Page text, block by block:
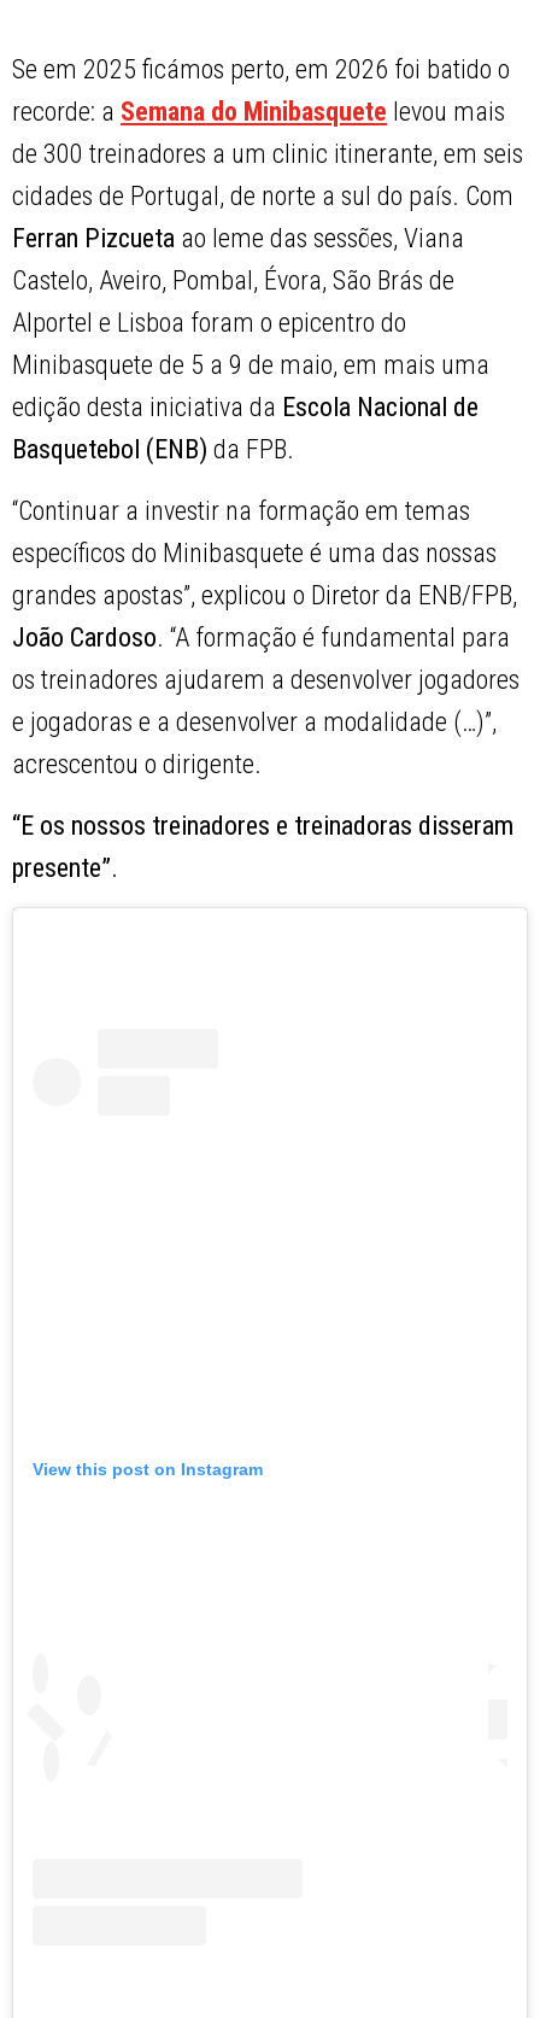
Se em 2025 ficámos perto, em 2026 foi batido o
recorde: a Semana do Minibasquete levou mais
de 300 treinadores a um clinic itinerante, em seis
cidades de Portugal, de norte a sul do país. Com
Ferran Pizcueta ao leme das sessões, Viana
Castelo, Aveiro, Pombal, Évora, São Brás de
Alportel e Lisboa foram o epicentro do
Minibasquete de 5 a 9 de maio, em mais uma
edição desta iniciativa da Escola Nacional de
Basquetebol (ENB) da FPB.
“Continuar a investir na formação em temas
específicos do Minibasquete é uma das nossas
grandes apostas”, explicou o Diretor da ENB/FPB,
João Cardoso. “A formação é fundamental para
os treinadores ajudarem a desenvolver jogadores
e jogadoras e a desenvolver a modalidade (…)”,
acrescentou o dirigente.
“E os nossos treinadores e treinadoras disseram
presente”.
View this post on Instagram